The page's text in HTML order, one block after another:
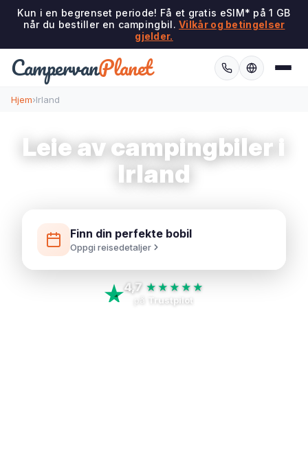
Kun i en begrenset periode! Få et gratis eSIM* på 1 GB
når du bestiller en campingbil.Vilkår og betingelser
gjelder.
CampervanPlanet
Hjem›Irland
Leie av campingbiler i
Irland
Finn din perfekte bobil
Oppgi reisedetaljer
4,7 ★★★★★
på Trustpilot